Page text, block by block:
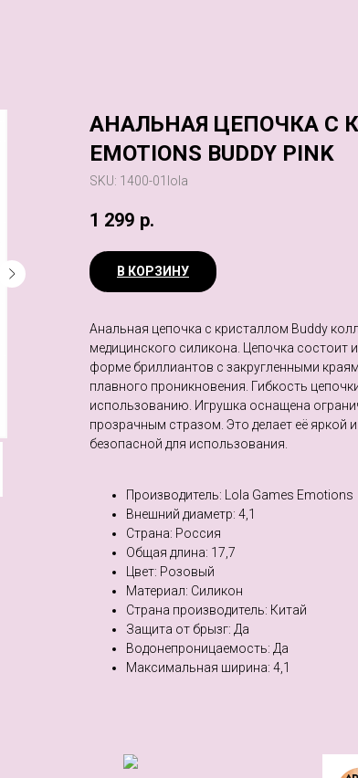
АНАЛЬНАЯ ЦЕПОЧКА С
EMOTIONS BUDDY PINK
SKU: 1400-01lola
1 299 р.
В КОРЗИНУ
Анальная цепочка с кристаллом Buddy
медицинского силикона. Цепочка состоит
форме бриллиантов с закругленными
плавного проникновения. Гибкость
использованию. Игрушка оснащена
прозрачным стразом. Это делает её яркой
безопасной для использования.
Производитель: Lola Games Emotions
Внешний диаметр: 4,1
Страна: Россия
Общая длина: 17,7
Цвет: Розовый
Материал: Силикон
Страна производитель: Китай
Защита от брызг: Да
Водонепроницаемость: Да
Максимальная ширина: 4,1